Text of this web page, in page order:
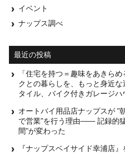
イベント
ナップス調べ
最近の投稿
「住宅を持つ＝趣味をあきら
クとの暮らしを、もっと身近
タイル、バイク付きガレージハ
オートバイ用品店ナップスが "
で営業"を行う理由—— 記録的
間"が変わった
『ナップスベイサイド幸浦店